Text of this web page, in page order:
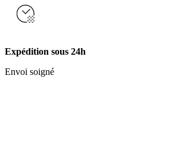
Expédition sous 24h
Envoi soigné